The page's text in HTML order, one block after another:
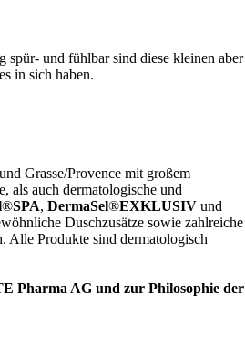
und fühlbar sind diese kleinen aber
in sich haben.
Grasse/Provence mit großem
als auch dermatologische und
®SPA, DermaSel®EXKLUSIV und
Duschzusätze sowie zahlreiche
Alle Produkte sind dermatologisch
Pharma AG und zur Philosophie der